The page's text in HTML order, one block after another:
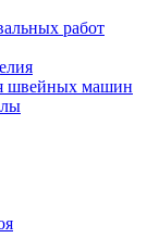
работ
швейных машин